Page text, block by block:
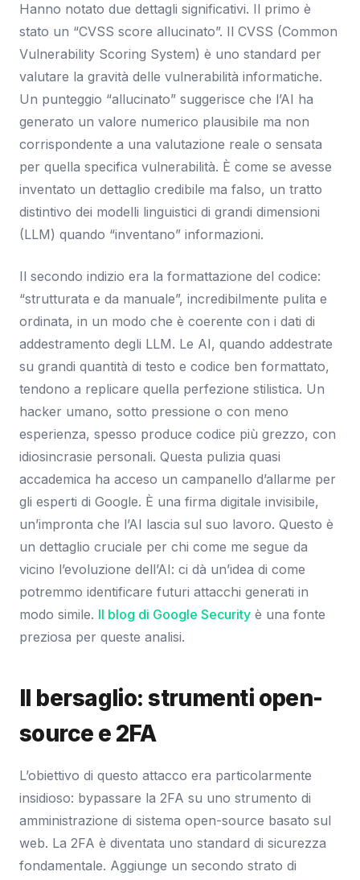
Hanno notato due dettagli significativi. Il primo è
stato un “CVSS score allucinato”. Il CVSS (Common
Vulnerability Scoring System) è uno standard per
valutare la gravità delle vulnerabilità informatiche.
Un punteggio “allucinato” suggerisce che l’AI ha
generato un valore numerico plausibile ma non
corrispondente a una valutazione reale o sensata
per quella specifica vulnerabilità. È come se avesse
inventato un dettaglio credibile ma falso, un tratto
distintivo dei modelli linguistici di grandi dimensioni
(LLM) quando “inventano” informazioni.
Il secondo indizio era la formattazione del codice:
“strutturata e da manuale”, incredibilmente pulita e
ordinata, in un modo che è coerente con i dati di
addestramento degli LLM. Le AI, quando addestrate
su grandi quantità di testo e codice ben formattato,
tendono a replicare quella perfezione stilistica. Un
hacker umano, sotto pressione o con meno
esperienza, spesso produce codice più grezzo, con
idiosincrasie personali. Questa pulizia quasi
accademica ha acceso un campanello d’allarme per
gli esperti di Google. È una firma digitale invisibile,
un’impronta che l’AI lascia sul suo lavoro. Questo è
un dettaglio cruciale per chi come me segue da
vicino l’evoluzione dell’AI: ci dà un’idea di come
potremmo identificare futuri attacchi generati in
modo simile. Il blog di Google Security è una fonte
preziosa per queste analisi.
Il bersaglio: strumenti open-
source e 2FA
L’obiettivo di questo attacco era particolarmente
insidioso: bypassare la 2FA su uno strumento di
amministrazione di sistema open-source basato sul
web. La 2FA è diventata uno standard di sicurezza
fondamentale. Aggiunge un secondo strato di